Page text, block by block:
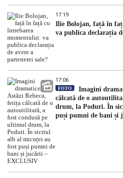
17:19
Ilie Bolojan, față în
va publica declarația
17:06
FOTO
Imagini
călcată de o
drum, la Poduri. În
puși pumni de bani și